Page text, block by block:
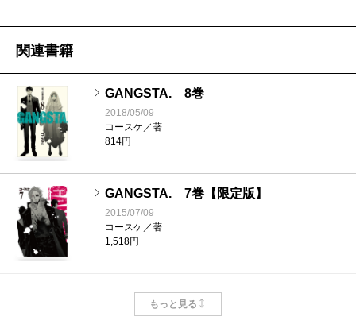
関連書籍
GANGSTA. 8巻
2018/05/09
コースケ／著
814円
GANGSTA. 7巻【限定版】
2015/07/09
コースケ／著
1,518円
GANGSTA. 7巻
2015/07/09
もっと見る